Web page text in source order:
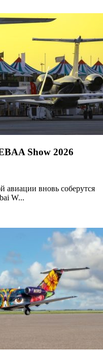
Show 2026
авиации вновь соберутся
W...